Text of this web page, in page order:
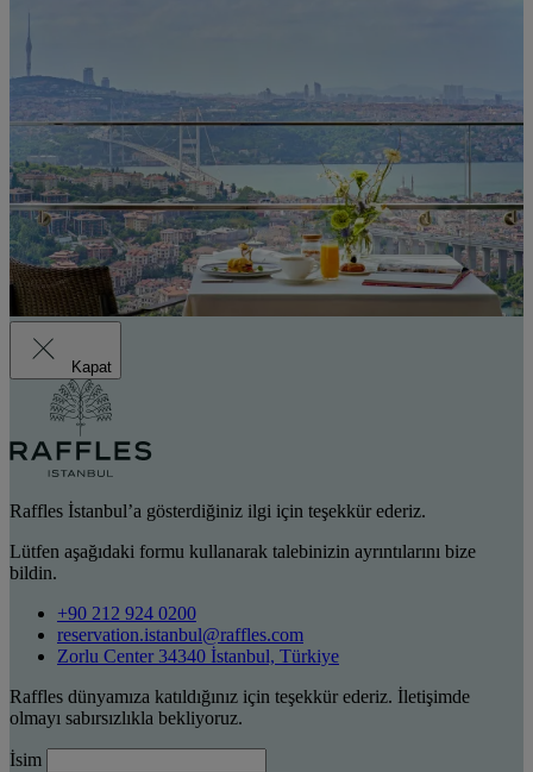
Kapat
Raffles İstanbul’a gösterdiğiniz ilgi için teşekkür ederiz.
Lütfen aşağıdaki formu kullanarak talebinizin ayrıntılarını bize
bildin.
+90 212 924 0200
reservation.istanbul@raffles.com
Zorlu Center 34340 İstanbul, Türkiye
Raffles dünyamıza katıldığınız için teşekkür ederiz. İletişimde
olmayı sabırsızlıkla bekliyoruz.
İsim